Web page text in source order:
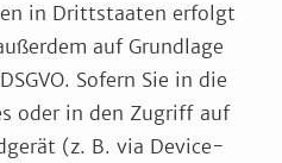
in Drittstaaten erfolgt
auf Grundlage
Sofern Sie in die
oder in den Zugriff auf
(z. B. via Device-